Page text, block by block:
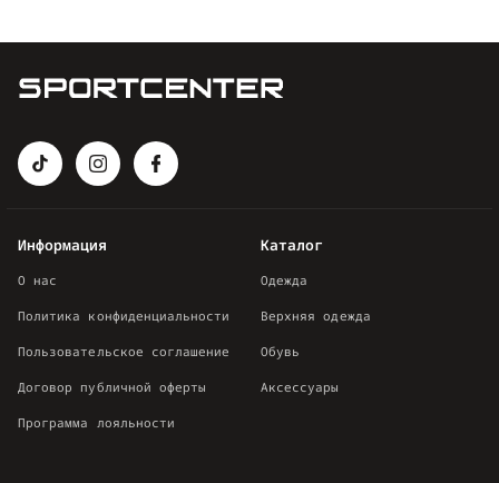
Каталог
Одежда
Верхняя одежда
Обувь
Аксессуары
Информация
О нас
Политика конфиденциальности
Пользовательское соглашение
Договор публичной оферты
Программа лояльности